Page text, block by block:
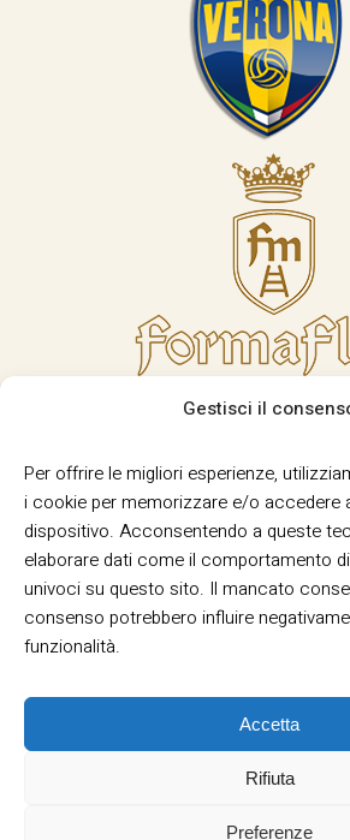
Gestisci il
Per offrire le migliori esperienze,
i cookie per memorizzare e/o accedere
dispositivo. Acconsentendo a queste
elaborare dati come il comportamento
univoci su questo sito. Il mancato
consenso potrebbero influire
funzionalità.
Accetta
Rifiuta
Preferenze
Privacy
Cookie